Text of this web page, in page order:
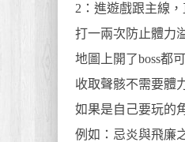
2：進遊戲跟主線
打一兩次防止體力
地圖上開了boss都
收取聲骸不需要體
如果是自己要玩的
例如：忌炎與飛廉